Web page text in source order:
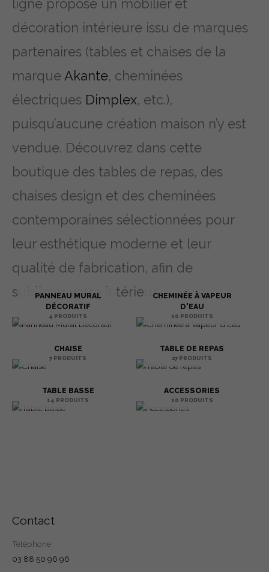
ligne propose un mobilier et
décoration intérieure issu de marques
partenaires (tables et chaises de la
marque Akante, cheminées
électriques Dimplex, etc.),
puisqu’aucune création maison n’y est
vendue. Découvrez dans cette
boutique des tables de repas, des
chaises design et des cheminées
contemporaines sélectionnées pour
leur esthétique moderne et leur
qualité de fabrication, afin de
sublimer votre intérieur.
PANNEAU MURAL
DÉCORATIF
4 PRODUITS
CHEMINÉE À VAPEUR
D'EAU
10 PRODUITS
CHAISE
7 PRODUITS
TABLE DE REPAS
27 PRODUITS
TABLE BASSE
14 PRODUITS
ACCESSORIES
10 PRODUITS
Contact
Téléphone
03 88 50 96 96